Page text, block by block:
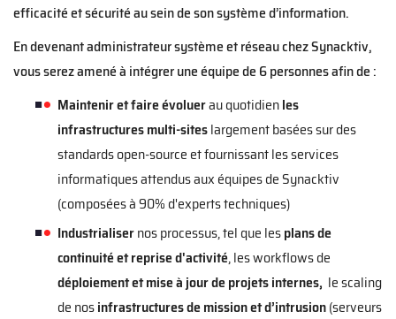
efficacité et sécurité au sein de son système d’information.
En devenant administrateur système et réseau chez Synacktiv,
vous serez amené à intégrer une équipe de 6 personnes afin de :
Maintenir et faire évoluerau quotidienles
infrastructures multi-siteslargement basées sur des
standards open-source et fournissant les services
informatiques attendus aux équipes de Synacktiv
(composées à 90% d'experts techniques)
Industrialisernos processus, tel que lesplans de
continuité et reprise d'activité, les workflows de
déploiement et mise à jour de projets internes, le scaling
de nosinfrastructures de mission et d’intrusion(serveurs